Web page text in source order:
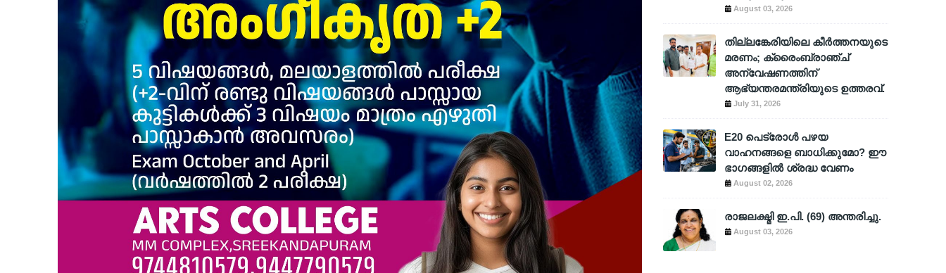
August 03, 2026
തില്ലങ്കേരിയിലെ കീർത്തനയുടെ
മരണം; ക്രൈംബ്രാഞ്ച്
അന്വേഷണത്തിന്
ആഭ്യന്തരമന്ത്രിയുടെ ഉത്തരവ്.
July 31, 2026
E20 പെട്രോൾ പഴയ
വാഹനങ്ങളെ ബാധിക്കുമോ? ഈ
ഭാഗങ്ങളിൽ ശ്രദ്ധ വേണം
August 02, 2026
രാജലക്ഷ്മി ഇ.പി. (69) അന്തരിച്ചു.
August 03, 2026